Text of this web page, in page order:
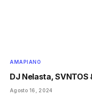
AMAPIANO
DJ Nelasta, SVNTOS
Agosto 16, 2024